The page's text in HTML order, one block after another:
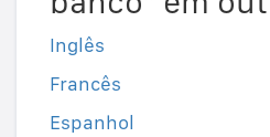
Inglês
Francês
Espanhol